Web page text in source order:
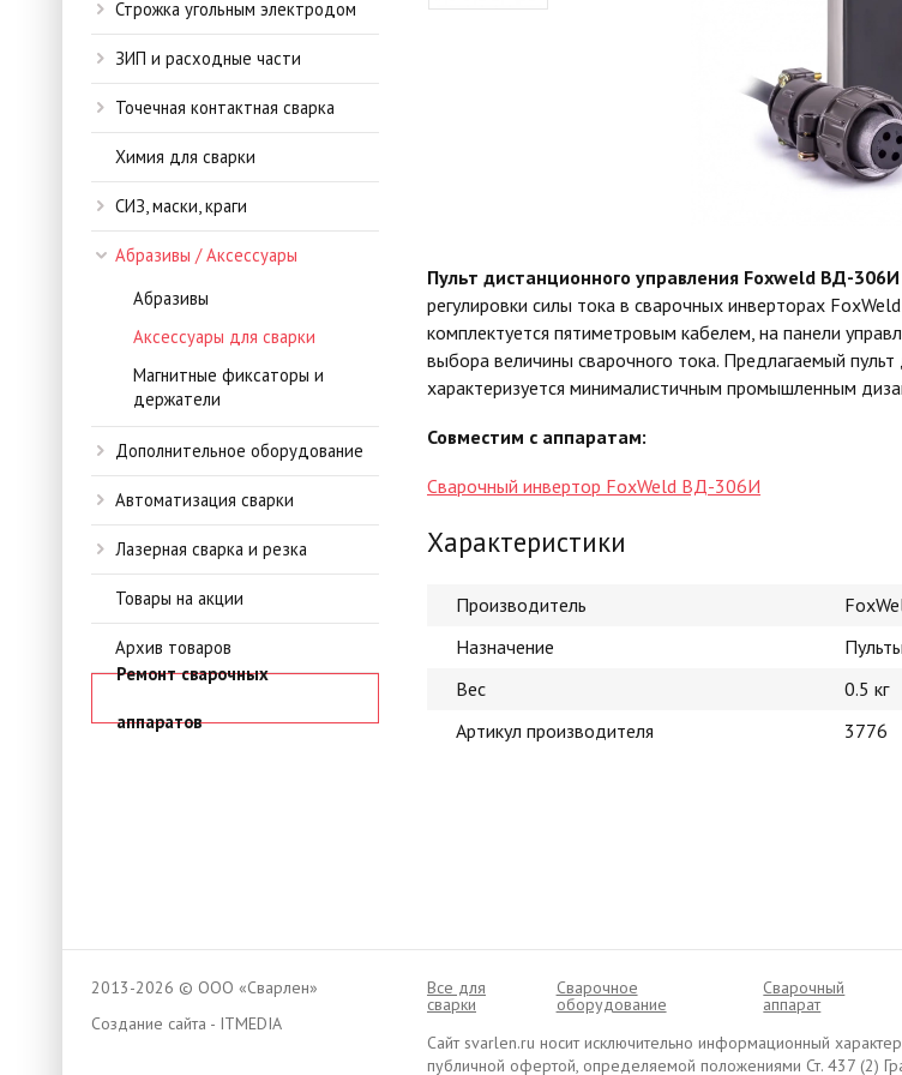
Строжка угольным электродом
ЗИП и расходные части
Точечная контактная сварка
Химия для сварки
СИЗ, маски, краги
Абразивы / Аксессуары
Абразивы
Аксессуары для сварки
Магнитные фиксаторы и
держатели
Дополнительное оборудование
Автоматизация сварки
Лазерная сварка и резка
Товары на акции
Архив товаров
Ремонт сварочных
аппаратов
Пульт дистанционного управления Foxweld ВД-306И
регулировки силы тока в сварочных инверторах
комплектуется пятиметровым кабелем, на панели
выбора величины сварочного тока. Предлагаемый пульт
характеризуется минималистичным промышленным
Совместим с аппаратам:
Сварочный инвертор FoxWeld ВД-306И
Характеристики
Производитель
Назначение
Вес
0.5 кг
Артикул производителя
3776
2013-2026 © ООО «Сварлен»
Создание сайта - ITMEDIA
Все для
сварки
Сварочное
оборудование
Сварочный
аппарат
Сайт svarlen.ru носит исключительно информационный
публичной офертой, определяемой положениями Ст. 437 (2)